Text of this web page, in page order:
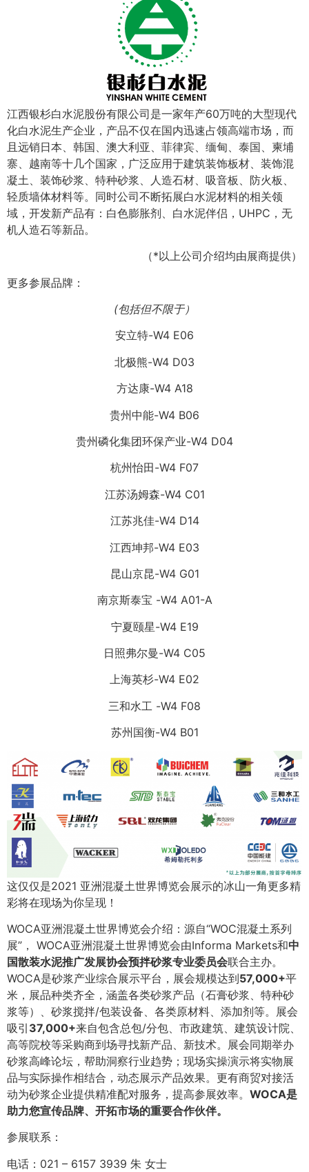
江西银杉白水泥股份有限公司是一家年产60万吨的大型现代
化白水泥生产企业，产品不仅在国内迅速占领高端市场，而
且远销日本、韩国、澳大利亚、菲律宾、缅甸、泰国、柬埔
寨、越南等十几个国家，广泛应用于建筑装饰板材、装饰混
凝土、装饰砂浆、特种砂浆、人造石材、吸音板、防火板、
轻质墙体材料等。同时公司不断拓展白水泥材料的相关领
域，开发新产品有：白色膨胀剂、白水泥伴侣，UHPC，无
机人造石等新品。
（*以上公司介绍均由展商提供）
更多参展品牌：
(包括但不限于）
安立特-W4 E06
北极熊-W4 D03
方达康-W4 A18
贵州中能-W4 B06
贵州磷化集团环保产业-W4 D04
杭州怡田-W4 F07
江苏汤姆森-W4 C01
江苏兆佳-W4 D14
江西坤邦-W4 E03
昆山京昆-W4 G01
南京斯泰宝 -W4 A01-A
宁夏颐星-W4 E19
日照弗尔曼-W4 C05
上海英杉-W4 E02
三和水工 -W4 F08
苏州国衡-W4 B01
这仅仅是2021 亚洲混凝土世界博览会展示的冰山一角更多精
彩将在现场为你呈现！
WOCA亚洲混凝土世界博览会介绍：源自“WOC混凝土系列
展”， WOCA亚洲混凝土世界博览会由Informa Markets和中
国散装水泥推广发展协会预拌砂浆专业委员会联合主办。
WOCA是砂浆产业综合展示平台，展会规模达到57,000+平
米，展品种类齐全，涵盖各类砂浆产品（石膏砂浆、特种砂
浆等）、砂浆搅拌/包装设备、各类原材料、添加剂等。展会
吸引 37,000+来自包含总包/分包、市政建筑、建筑设计院、
高等院校等采购商到场寻找新产品、新技术。展会同期举办
砂浆高峰论坛，帮助洞察行业趋势；现场实操演示将实物展
品与实际操作相结合，动态展示产品效果。更有商贸对接活
动为砂浆企业提供精准配对服务，提高参展效率。 WOCA是
助力您宣传品牌、开拓市场的重要合作伙伴。
参展联系：
电话：021 – 6157 3939 朱 女士